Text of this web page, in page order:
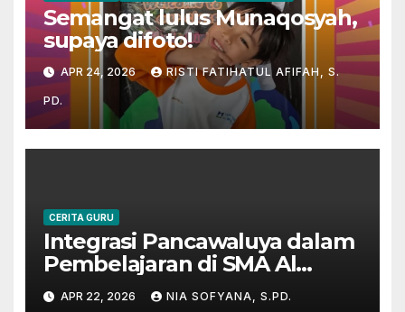
Semangat lulus Munaqosyah,
supaya difoto!
APR 24, 2026 RISTI FATIHATUL AFIFAH, S.
PD.
CERITA GURU
Integrasi Pancawaluya dalam
Pembelajaran di SMA Al
Muslim
APR 22, 2026 NIA SOFYANA, S.PD.